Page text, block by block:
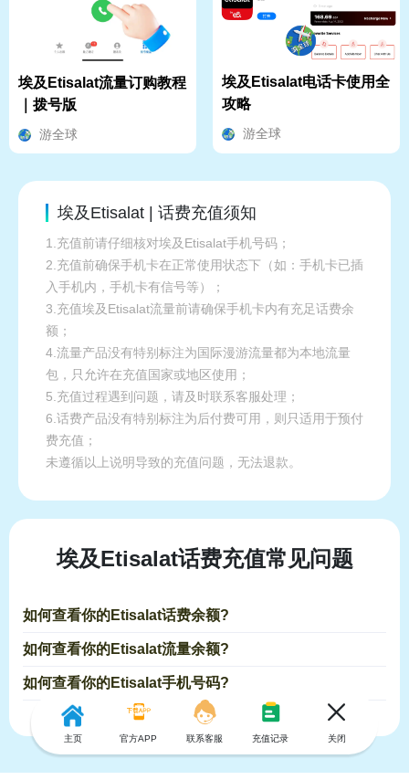
埃及Etisalat流量订购教程
｜拨号版
游全球
埃及Etisalat电话卡使用全
攻略
游全球
埃及Etisalat | 话费充值须知
1.充值前请仔细核对埃及Etisalat手机号码；
2.充值前确保手机卡在正常使用状态下（如：手机卡已插
入手机内，手机卡有信号等）；
3.充值埃及Etisalat流量前请确保手机卡内有充足话费余
额；
4.流量产品没有特别标注为国际漫游流量都为本地流量
包，只允许在充值国家或地区使用；
5.充值过程遇到问题，请及时联系客服处理；
6.话费产品没有特别标注为后付费可用，则只适用于预付
费充值；
未遵循以上说明导致的充值问题，无法退款。
埃及Etisalat话费充值常见问题
如何查看你的Etisalat话费余额?
如何查看你的Etisalat流量余额?
如何查看你的Etisalat手机号码?
主页 官方APP 联系客服 充值记录 关闭